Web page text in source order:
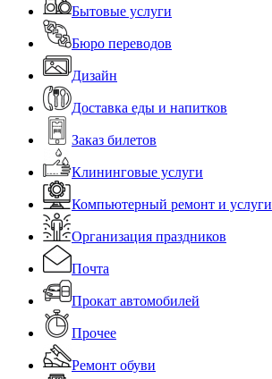
Бытовые услуги
Бюро переводов
Дизайн
Доставка еды и напитков
Заказ билетов
Клининговые услуги
Компьютерный ремонт и услуги
Организация праздников
Почта
Прокат автомобилей
Прочее
Ремонт обуви